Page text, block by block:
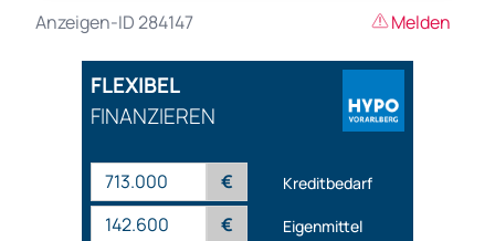
Anzeigen-ID 284147 Melden
FLEXIBEL
FINANZIEREN
€ Kreditbedarf
€
Eigenmittel